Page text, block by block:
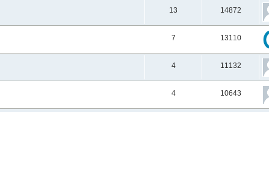
13 14872
7 13110
4 11132
4 10643